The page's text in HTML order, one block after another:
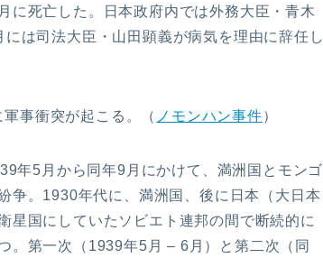
に死亡した。日本政府内では外務大臣・青木
は司法大臣・山田顕義が病気を理由に辞任し
事衝突が起こる。（ ノモンハン事件）
年5月から同年9月にかけて、満洲国とモンゴ
争。1930年代に、満洲国、後に日本（大日本
星国にしていたソビエト連邦の間で断続的に
。第一次（1939年5月 – 6月）と第二次（同